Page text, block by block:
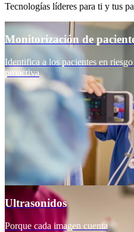
Tecnologías líderes para ti y tus
Monitorización de
Identifica a los pacientes en
proactiva
Ultrasonidos
Porque cada imagen cuenta